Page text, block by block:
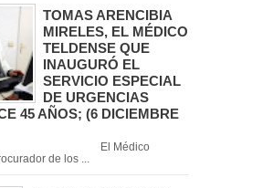
TOMAS ARENCIBIA
MIRELES, EL MÉDICO
TELDENSE QUE
INAUGURÓ EL
SERVICIO ESPECIAL
DE URGENCIAS
45 AÑOS; (6 DICIEMBRE
de los ...